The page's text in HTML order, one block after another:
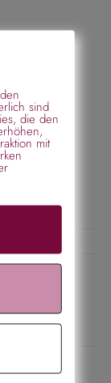
sind
die den
mit